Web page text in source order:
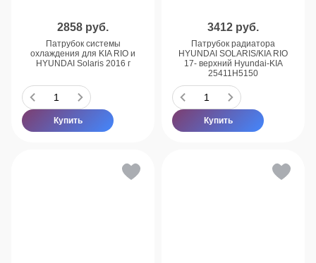
2858 руб.
Патрубок системы
охлаждения для KIA RIO и
HYUNDAI Solaris 2016 г
Купить
3412 руб.
Патрубок радиатора
HYUNDAI SOLARIS/KIA RIO
17- верхний Hyundai-KIA
25411H5150
Купить